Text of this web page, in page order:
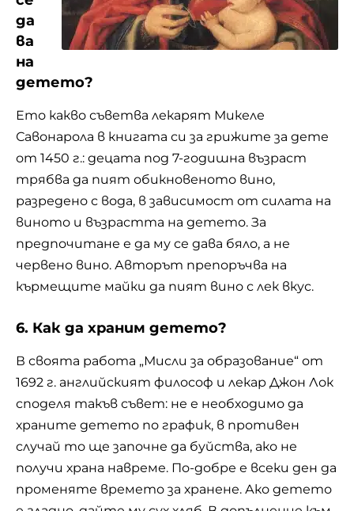
да
ва
на
детето?
Ето какво съветва лекарят Микеле
Савонарола в книгата си за грижите за дете
от 1450 г.: децата под 7-годишна възраст
трябва да пият обикновеното вино,
разредено с вода, в зависимост от силата на
виното и възрастта на детето. За
предпочитане е да му се дава бяло, а не
червено вино. Авторът препоръчва на
кърмещите майки да пият вино с лек вкус.
6. Как да храним детето?
В своята работа „Мисли за образование“ от
1692 г. английският философ и лекар Джон Лок
споделя такъв съвет: не е необходимо да
храните детето по график, в противен
случай то ще започне да буйства, ако не
получи храна навреме. По-добре е всеки ден да
променяте времето за хранене. Ако детето